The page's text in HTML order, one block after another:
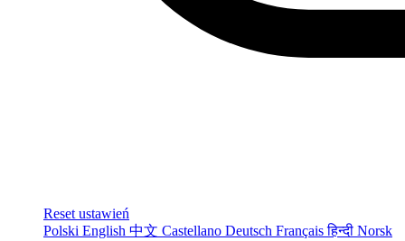
Reset ustawień
Polski English 中文 Castellano Deutsch Françaisहिन्दी Norsk